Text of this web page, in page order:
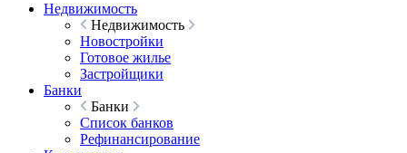
Недвижимость
Недвижимость
Новостройки
Готовое жилье
Застройщики
Банки
Банки
Список банков
Рефинансирование